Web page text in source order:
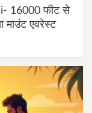
16000 फीट से
माउंट एवरेस्ट